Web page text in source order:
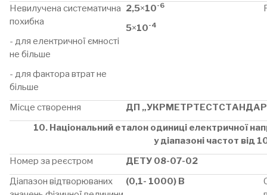
Невилучена систематична
похибка
- для електричної ємності
не більше
- для фактора втрат не
більше
2,5×10-6
5×10-4
Місце створення
ДП
10. Національний еталон одиниці електричної
у діапазоні частот від
Номер за реєстром
ДЕТУ 08-07-02
Діапазон відтворюваних
(0,1- 1000) В